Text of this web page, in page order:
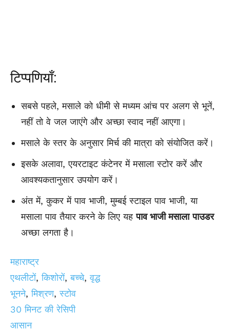
टिप्पणियाँ:
सबसे पहले, मसाले को धीमी से मध्यम आंच पर अलग से भूनें,
नहीं तो वे जल जाएंगे और अच्छा स्वाद नहीं आएगा।
मसाले के स्तर के अनुसार मिर्च की मात्रा को संयोजित करें।
इसके अलावा, एयरटाइट कंटेनर में मसाला स्टोर करें और
आवश्यकतानुसार उपयोग करें।
अंत में, कुकर में पाव भाजी, मुम्बई स्टाइल पाव भाजी, या
मसाला पाव तैयार करने के लिए यहपाव भाजी मसाला पाउडर
अच्छा लगता है।
महाराष्ट्र
एथलीटों,किशोरों,बच्चे,वृद्ध
भूनने,मिश्रण,स्टोव
30 मिनट की रेसिपी
आसान